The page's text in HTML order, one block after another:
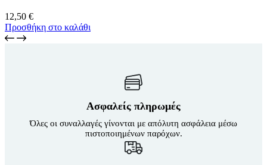
12,50 €
Προσθήκη στο καλάθι
Ασφαλείς πληρωμές
Όλες οι συναλλαγές γίνονται με απόλυτη ασφάλεια μέσω
πιστοποιημένων παρόχων.